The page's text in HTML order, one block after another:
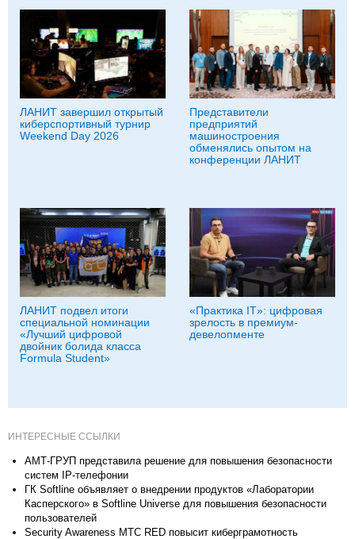
ЛАНИТ завершил открытый
киберспортивный турнир
Weekend Day 2026
Представители
предприятий
машиностроения
обменялись опытом на
конференции ЛАНИТ
ЛАНИТ подвел итоги
специальной номинации
«Лучший цифровой
двойник болида класса
Formula Student»
«Практика IT»: цифровая
зрелость в премиум-
девелопменте
ИНТЕРЕСНЫЕ ССЫЛКИ
АМТ-ГРУП представила решение для повышения безопасности
систем IP-телефонии
ГК Softline объявляет о внедрении продуктов «Лаборатории
Касперского» в Softline Universe для повышения безопасности
пользователей
Security Awareness МТС RED повысит киберграмотность